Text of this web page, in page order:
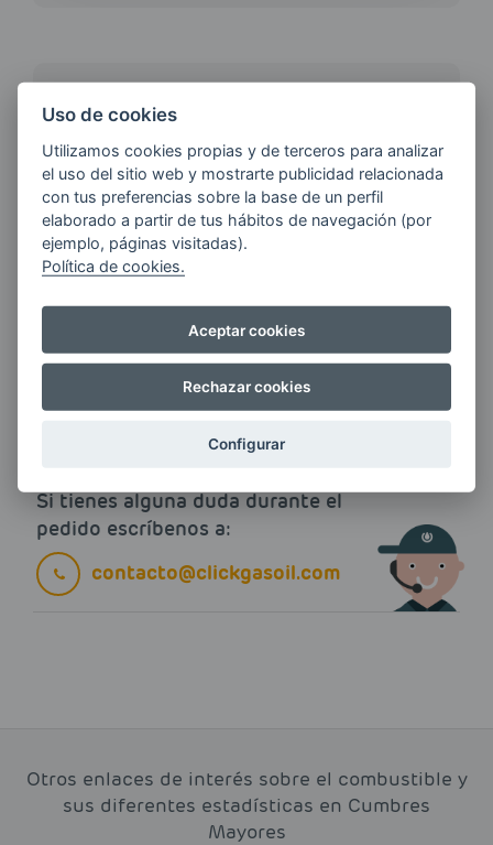
¿QUIERES ESTAR AL DÍA DE
LAS
ÚLTIMAS NOVEDADES?
E-MAIL
Quiero recibir las últimas novedades de AVIA
ENERGIAS por cualquier medio, incluido
Si tienes alguna duda durante el
pedido escríbenos a:
contacto@clickgasoil.com
Otros enlaces de interés sobre el combustible y
sus diferentes estadísticas en Cumbres
Mayores
Uso de cookies
Utilizamos cookies propias y de terceros para analizar
el uso del sitio web y mostrarte publicidad relacionada
con tus preferencias sobre la base de un perfil
elaborado a partir de tus hábitos de navegación (por
ejemplo, páginas visitadas).
Política de cookies.
Aceptar cookies
Rechazar cookies
Configurar